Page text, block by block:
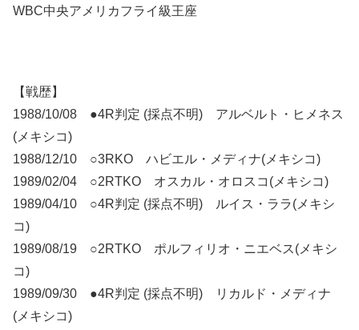
WBC中央アメリカフライ級王座
【戦歴】
1988/10/08 ●4R判定 (採点不明) アルベルト・ヒメネス
(メキシコ)
1988/12/10 ○3RKO ハビエル・メディナ(メキシコ)
1989/02/04 ○2RTKO オスカル・オロスコ(メキシコ)
1989/04/10 ○4R判定 (採点不明) ルイス・ララ(メキシ
コ)
1989/08/19 ○2RTKO ポルフィリオ・ニエベス(メキシ
コ)
1989/09/30 ●4R判定 (採点不明) リカルド・メディナ
(メキシコ)